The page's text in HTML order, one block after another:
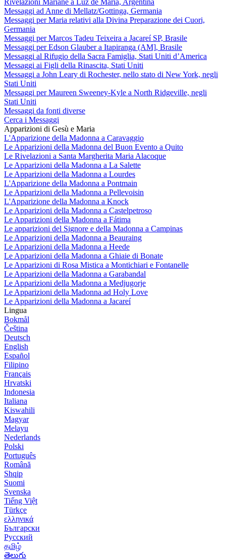
Messaggi ad Anne di Mellatz/Gottinga, Germania
Messaggi per Maria relativi alla Divina Preparazione dei Cuori,
Germania
Messaggi per Marcos Tadeu Teixeira a Jacareí SP, Brasile
Messaggi per Edson Glauber a Itapiranga (AM], Brasile
Messaggi al Rifugio della Sacra Famiglia, Stati Uniti d’America
Messaggi ai Figli della Rinascita, Stati Uniti
Messaggi a John Leary di Rochester, nello stato di New York, negli
Stati Uniti
Messaggi per Maureen Sweeney-Kyle a North Ridgeville, negli
Stati Uniti
Messaggi da fonti diverse
Cerca i Messaggi
Apparizioni di Gesù e Maria
L'Apparizione della Madonna a Caravaggio
Le Apparizioni della Madonna del Buon Evento a Quito
Le Rivelazioni a Santa Margherita Maria Alacoque
Le Apparizioni della Madonna a La Salette
Le Apparizioni della Madonna a Lourdes
L'Apparizione della Madonna a Pontmain
Le Apparizioni della Madonna a Pellevoisin
L'Apparizione della Madonna a Knock
Le Apparizioni della Madonna a Castelpetroso
Le Apparizioni della Madonna a Fátima
Le apparizioni del Signore e della Madonna a Campinas
Le Apparizioni della Madonna a Beauraing
Le Apparizioni della Madonna a Heede
Le Apparizioni della Madonna a Ghiaie di Bonate
Le Apparizioni di Rosa Mistica a Montichiari e Fontanelle
Le Apparizioni della Madonna a Garabandal
Le Apparizioni della Madonna a Medjugorje
Le Apparizioni della Madonna ad Holy Love
Le Apparizioni della Madonna a Jacareí
Lingua
Bokmål
Čeština
Deutsch
English
Español
Filipino
Français
Hrvatski
Indonesia
Italiana
Kiswahili
Magyar
Melayu
Nederlands
Polski
Português
Română
Shqip
Suomi
Svenska
Tiếng Việt
Türkçe
ελληνικά
Български
Русский
தமிழ்
తెలుగు